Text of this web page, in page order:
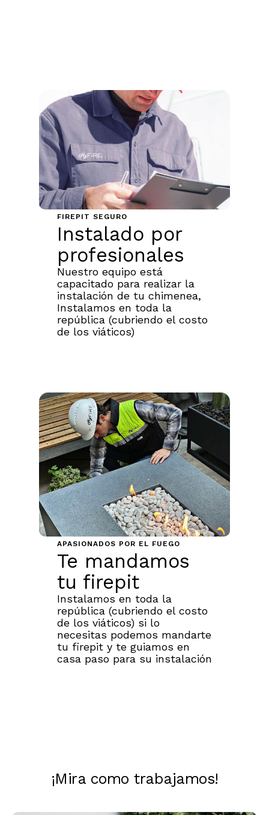
FIREPIT SEGURO
Instalado por
profesionales
Nuestro equipo está
capacitado para realizar la
instalación de tu chimenea,
Instalamos en toda la
república (cubriendo el costo
de los viáticos)
APASIONADOS POR EL FUEGO
Te mandamos
tu firepit
Instalamos en toda la
república (cubriendo el costo
de los viáticos) si lo
necesitas podemos mandarte
tu firepit y te guiamos en
casa paso para su instalación
¡Mira como trabajamos!